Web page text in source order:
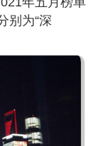
别为“深